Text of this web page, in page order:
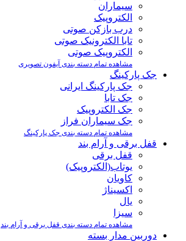
سیماران
الکتروپیک
درب بازکن صوتی
تابا الکترونیک صوتی
الکتروپیک صوتی
مشاهده تمام دسته بندی آیفون تصویری
جک پارکینگ
جک پارکینگ ایرانی
جک تابا
جک الکتروپیک
جک سیماران فراز
مشاهده تمام دسته بندی جک پارکینگ
قفل برقی و آرام بند
قفل برقی
یوتاب(الکتروپیک)
کاویان
اکسیناژ
یال
سیزا
مشاهده تمام دسته بندی قفل برقی و آرام بند
دوربین مدار بسته